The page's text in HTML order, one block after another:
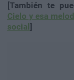
[También te
Cielo y esa
social ]